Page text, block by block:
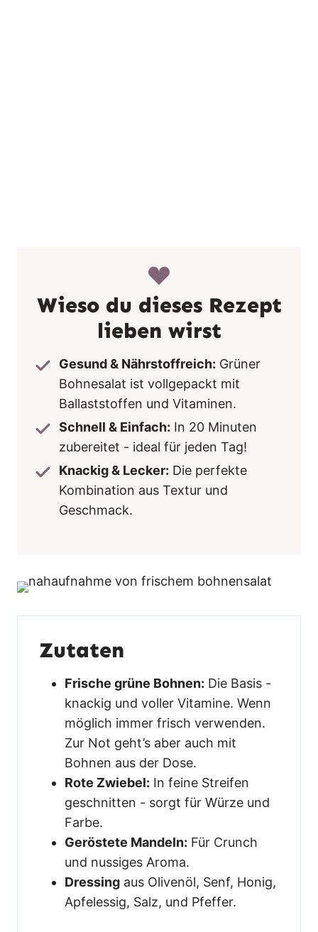
Wieso du dieses Rezept
lieben wirst
Gesund & Nährstoffreich: Grüner
Bohnesalat ist vollgepackt mit
Ballaststoffen und Vitaminen.
Schnell & Einfach: In 20 Minuten
zubereitet - ideal für jeden Tag!
Knackig & Lecker: Die perfekte
Kombination aus Textur und
Geschmack.
Zutaten
Frische grüne Bohnen: Die Basis -
knackig und voller Vitamine. Wenn
möglich immer frisch verwenden.
Zur Not geht’s aber auch mit
Bohnen aus der Dose.
Rote Zwiebel: In feine Streifen
geschnitten - sorgt für Würze und
Farbe.
Geröstete Mandeln: Für Crunch
und nussiges Aroma.
Dressing aus Olivenöl, Senf, Honig,
Apfelessig, Salz, und Pfeffer.